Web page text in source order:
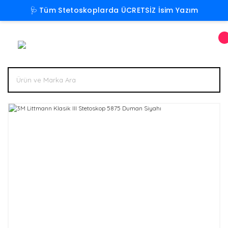
🩺 Tüm Stetoskoplarda ÜCRETSİZ İsim Yazım